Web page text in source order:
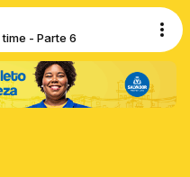
- Parte 6